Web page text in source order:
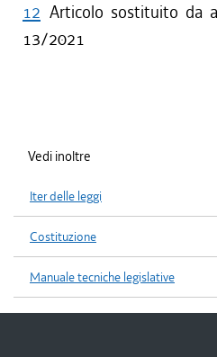
12 Articolo sostituito da
13/2021
Vedi inoltre
Iter delle leggi
Costituzione
Manuale tecniche legislative